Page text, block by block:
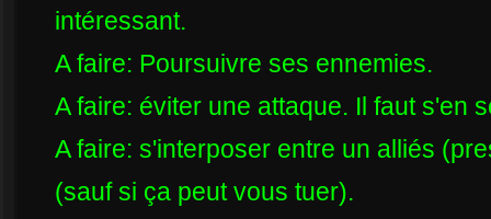
intéressant.
A faire: Poursuivre ses ennemies.
A faire: éviter une attaque. Il faut s'en
A faire: s'interposer entre un alliés
(sauf si ça peut vous tuer).